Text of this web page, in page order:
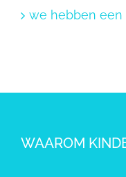
we hebben
WAAROM